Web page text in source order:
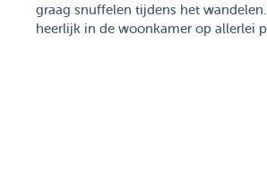
graag snuffelen tijdens het
heerlijk in de woonkamer op allerlei